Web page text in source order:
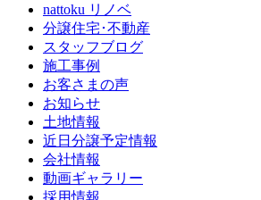
nattoku リノベ
分譲住宅･不動産
スタッフブログ
施工事例
お客さまの声
お知らせ
土地情報
近日分譲予定情報
会社情報
動画ギャラリー
採用情報